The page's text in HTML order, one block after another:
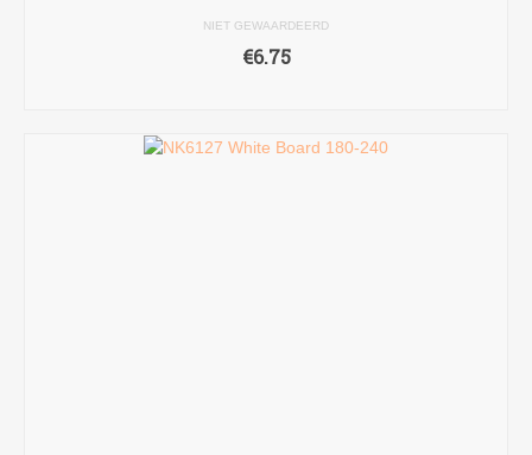
NIET GEWAARDEERD
€6.75